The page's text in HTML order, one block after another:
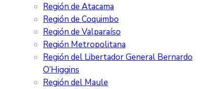
Región de Atacama
Región de Coquimbo
Región de Valparaíso
Región Metropolitana
Región del Libertador General Bernardo
O’Higgins
Región del Maule